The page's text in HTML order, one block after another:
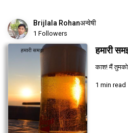
Brijlala Rohanअन्वेषी
1 Followers
हमारी
काश! मैं तुमको
1 min read